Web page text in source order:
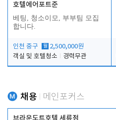
호텔에어포트준
베팅, 청소이모, 부부팀 모집
합니다.
인천 중구 월 2,500,000원
객실 및 호텔청소
경력무관
채용 메인포커스